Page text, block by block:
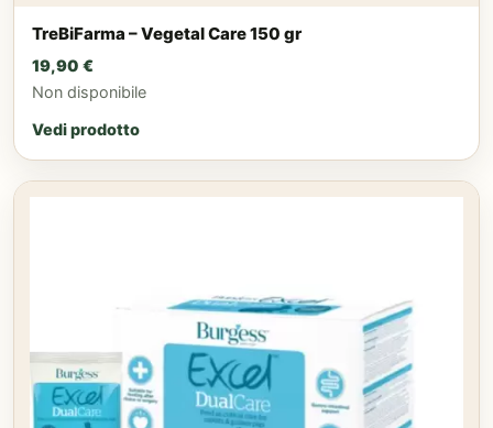
TreBiFarma – Vegetal Care 150 gr
19,90 €
Non disponibile
Vedi prodotto